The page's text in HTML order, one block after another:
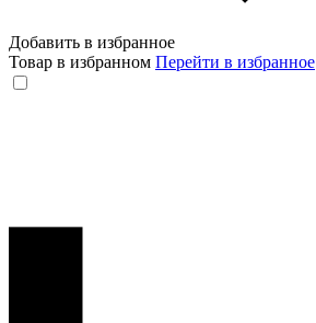
Добавить в избранное
Товар в избранном Перейти в избранное